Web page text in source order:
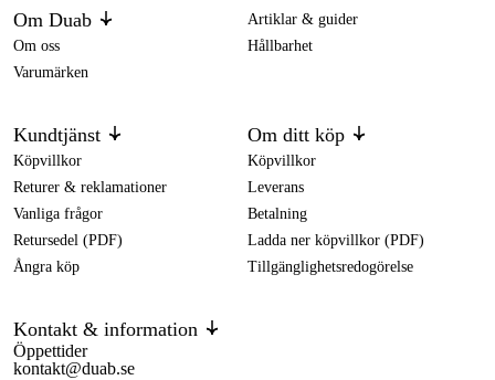
Om Duab
Om oss
Varumärken
Artiklar & guider
Hållbarhet
Kundtjänst
Köpvillkor
Returer & reklamationer
Vanliga frågor
Retursedel (PDF)
Ångra köp
Om ditt köp
Köpvillkor
Leverans
Betalning
Ladda ner köpvillkor (PDF)
Tillgänglighetsredogörelse
Kontakt & information
Öppettider
kontakt@duab.se